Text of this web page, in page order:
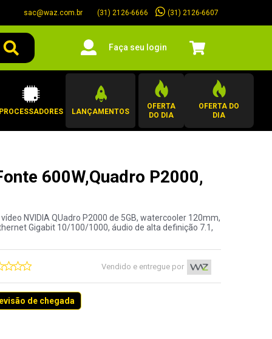
sac@waz.com.br (31) 2126-6666 (31) 2126-6607
Faça seu login
PROCESSADORES LANÇAMENTOS
OFERTA
DO DIA
OFERTA DO
DIA
600W,Quadro P2000,
NVIDIA QUadro P2000 de 5GB, watercooler 120mm,
Gigabit 10/100/1000, áudio de alta definição 7.1,
Vendido e entregue por
de chegada